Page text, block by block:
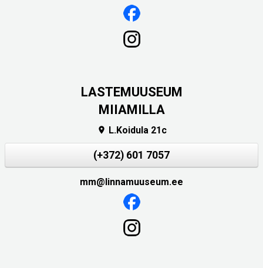
LASTEMUUSEUM
MIIAMILLA
 L.Koidula 21c
(+372) 601 7057
mm@linnamuuseum.ee